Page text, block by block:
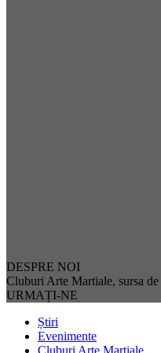
DESPRE NOI
Cluburi Arte Martiale, sursa
URMAȚI-NE
Știri
Evenimente
Cluburi Arte Martiale